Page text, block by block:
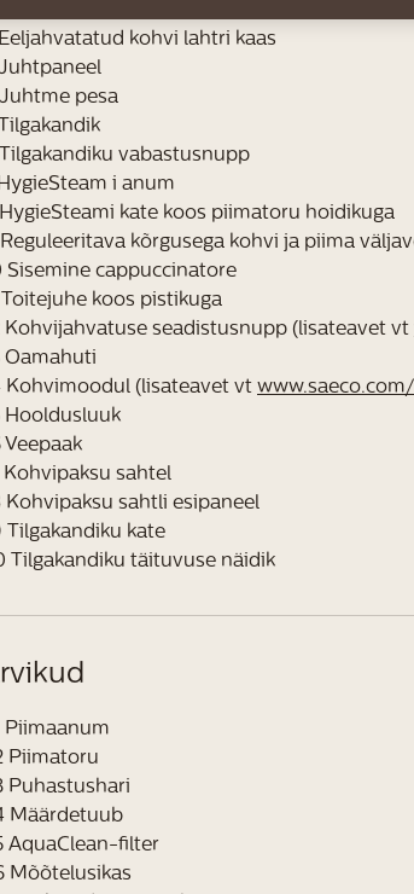
kohvi lahtri kaas
pesa
vabastusnupp
i anum
kate koos piimatoru hoidikuga
kõrgusega kohvi ja piima
Sisemine cappuccinatore
Toitejuhe koos pistikuga
Kohvijahvatuse seadistusnupp (lisateavet vt
Oamahuti
Kohvimoodul (lisateavet vt
Hooldusluuk
Veepaak
Kohvipaksu sahtel
Kohvipaksu sahtli esipaneel
Tilgakandiku kate
Tilgakandiku täituvuse näidik
Piimaanum
Piimatoru
Puhastushari
Määrdetuub
AquaClean-filter
Mõõtelusikas